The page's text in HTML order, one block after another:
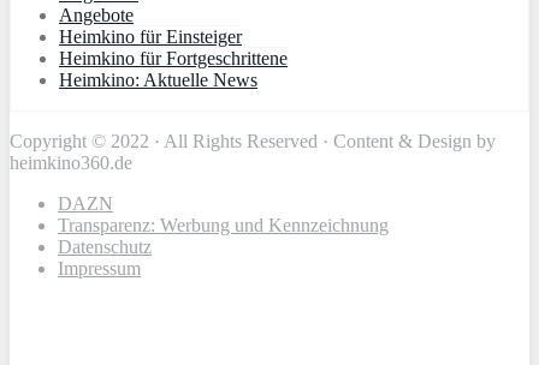
Angebote
Heimkino für Einsteiger
Heimkino für Fortgeschrittene
Heimkino: Aktuelle News
Copyright © 2022 · All Rights Reserved · Content & Design by
heimkino360.de
DAZN
Transparenz: Werbung und Kennzeichnung
Datenschutz
Impressum